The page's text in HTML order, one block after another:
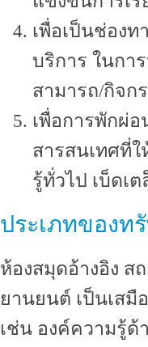
เพื่อเป็นช่อง
บริการ ในกา
สามารถ/กิจก
เพื่อการพักผ่
สารสนเทศที่ใ
รู้ทั่วไป เบ็ดเ
ประเภทของท
ห้องสมุดอ้างอิง ส
ยานยนต์ เป็นเส
เช่น องค์ความรู้